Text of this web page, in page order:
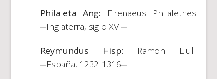
Philaleta Ang: Eirenaeus Philalethes
─Inglaterra, siglo XVI─.
Reymundus Hisp: Ramon Llull
─España, 1232-1316─.